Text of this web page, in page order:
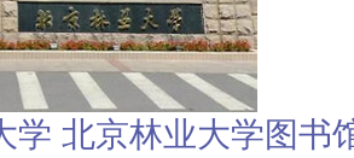
学 北京林业大学图书